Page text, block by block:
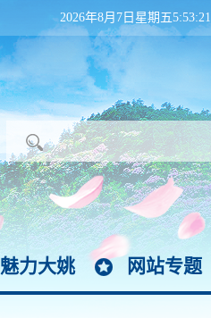
2026年8月7日星期五5:53:22
魅力大姚 网站专题